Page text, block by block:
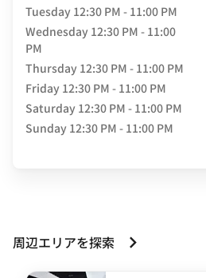
Tuesday 12:30 PM - 11:00 PM
Wednesday 12:30 PM - 11:00
PM
Thursday 12:30 PM - 11:00 PM
Friday 12:30 PM - 11:00 PM
Saturday 12:30 PM - 11:00 PM
Sunday 12:30 PM - 11:00 PM
周辺エリアを探索